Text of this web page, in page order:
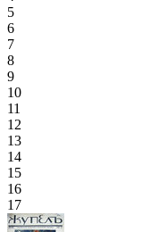
5
6
7
8
9
10
11
12
13
14
15
16
17